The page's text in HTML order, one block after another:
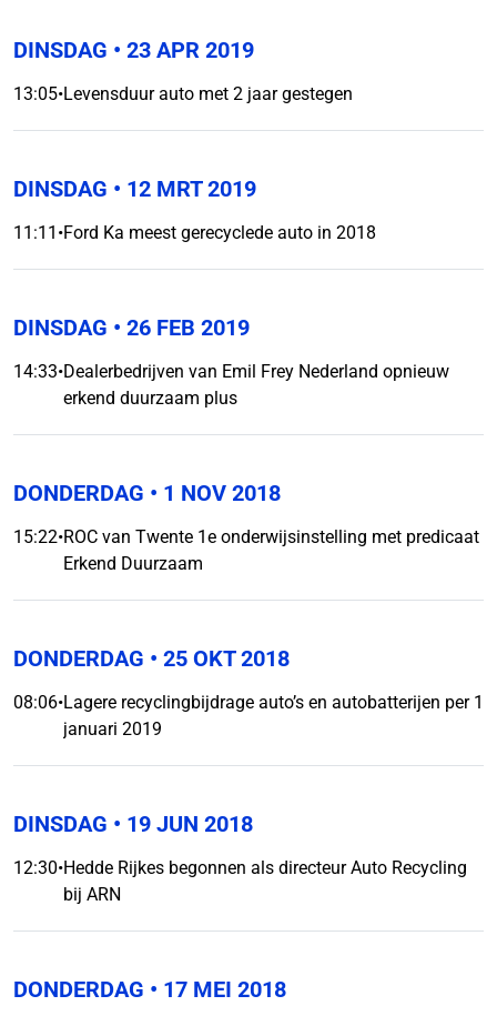
DINSDAG • 23 APR 2019
13:05•Levensduur auto met 2 jaar gestegen
DINSDAG • 12 MRT 2019
11:11 •Ford Ka meest gerecyclede auto in 2018
DINSDAG • 26 FEB 2019
14:33•Dealerbedrijven van Emil Frey Nederland opnieuw
erkend duurzaam plus
DONDERDAG • 1 NOV 2018
15:22•ROC van Twente 1e onderwijsinstelling met predicaat
Erkend Duurzaam
DONDERDAG • 25 OKT 2018
08:06•Lagere recyclingbijdrage auto’s en autobatterijen per 1
januari 2019
DINSDAG • 19 JUN 2018
12:30•Hedde Rijkes begonnen als directeur Auto Recycling
bij ARN
DONDERDAG • 17 MEI 2018